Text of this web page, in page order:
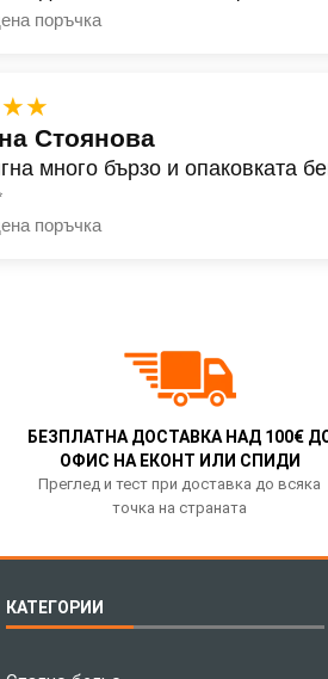
поръчка
Стоянова
много бързо и опаковката
поръчка
БЕЗПЛАТНА ДОСТАВКА НАД 100€
ОФИС НА ЕКОНТ ИЛИ СПИДИ
Преглед и тест при доставка до всяка
точка на страната
КАТЕГОРИИ